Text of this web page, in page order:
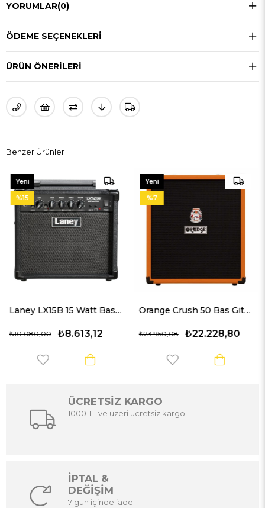
YORUMLAR(0)
ÖDEME SEÇENEKLERI
ÜRÜN ÖNERILERI
Benzer Ürünler
Laney LX15B 15 Watt Bas Gitar Amfisi Orange Crush 50 Bas Gitar Kombo Amfi
₺22.228,80
₺23.950,08
Yeni
Ürün
%7
₺10.080,00
Yeni
ÜCRETSİZ KARGO
1000 TL ve üzeri ücretsiz kargo.
İPTAL &
DEĞİŞİM
7 gün içinde iade.